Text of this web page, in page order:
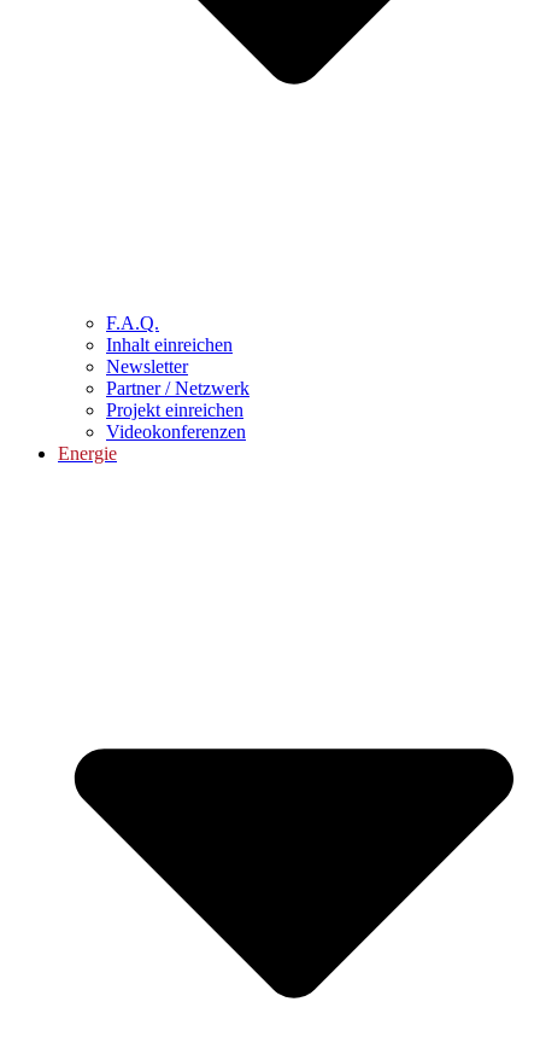
F.A.Q.
Inhalt einreichen
Newsletter
Partner / Netzwerk
Projekt einreichen
Videokonferenzen
Energie